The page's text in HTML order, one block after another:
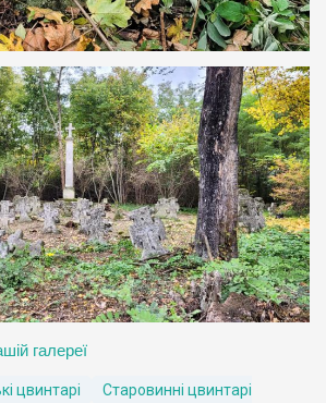
галереї
цвинтарі
Старовинні цвинтарі